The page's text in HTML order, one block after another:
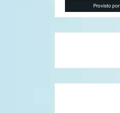
Provisto por